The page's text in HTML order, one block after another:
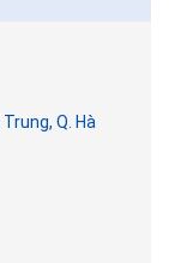
Q. Hà